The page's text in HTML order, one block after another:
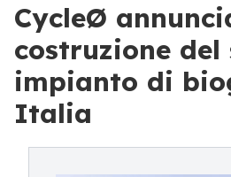
CycleØ
costruzione
impianto di
Italia